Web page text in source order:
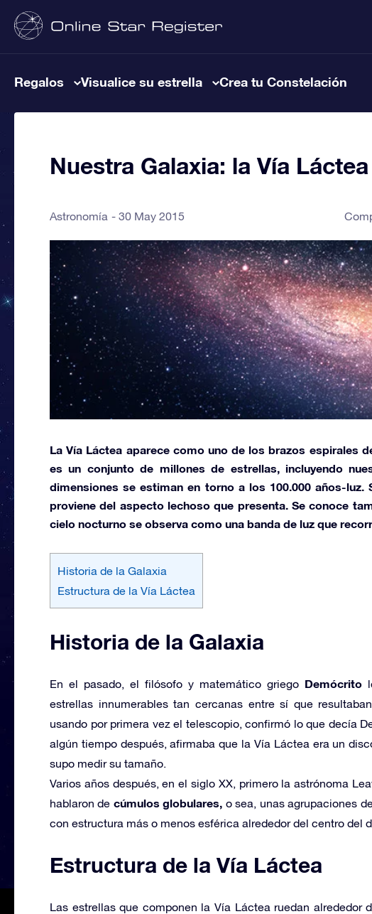
Regalos Visualice su estrella Crea tu Constelación
Nuestra Galaxia: la Vía Láctea
Astronomía 30 May 2015
LaVía Láctea aparece como uno de los brazos espirales
es un conjunto de millones de estrellas, incluyendo
dimensiones se estiman en torno a los 100.000 años-
proviene del aspecto lechoso que presenta. Se conoce
cielo nocturno se observa como una banda de luz que
Historia de la Galaxia
Estructura de la Vía Láctea
Historia de la Galaxia
En el pasado, el filósofo y matemático griego Demócrito
estrellas innumerables tan cercanas entre sí que
usando por primera vez el telescopio, confirmó lo que decía
algún tiempo después, afirmaba que la Vía Láctea era un
supo medir su tamaño.
Varios años después, en el siglo XX, primero la astrónoma
hablaron de cúmulos globulares, o sea, unas agrupaciones
con estructura más o menos esférica alrededor del centro del
Estructura de la Vía Láctea
Las estrellas que componen la Vía Láctea ruedan alrededor